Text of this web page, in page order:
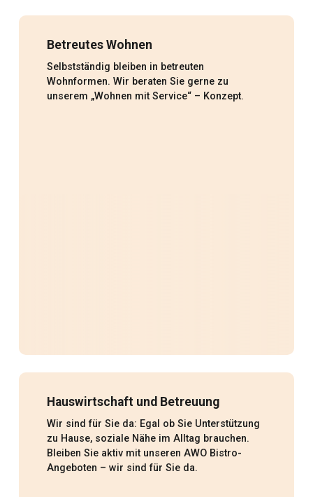
Betreutes Wohnen
Selbstständig bleiben in betreuten
Wohnformen. Wir beraten Sie gerne zu
unserem „Wohnen mit Service“ – Konzept.
Hauswirtschaft und Betreuung
Wir sind für Sie da: Egal ob Sie Unterstützung
zu Hause, soziale Nähe im Alltag brauchen.
Bleiben Sie aktiv mit unseren AWO Bistro-
Angeboten – wir sind für Sie da.